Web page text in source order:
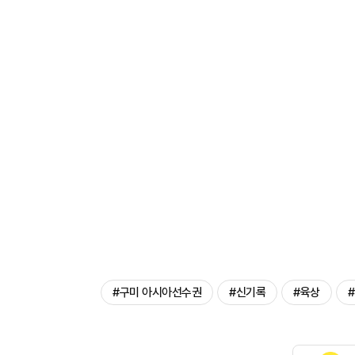
#구미 아시아선수권 #신기록 #육상